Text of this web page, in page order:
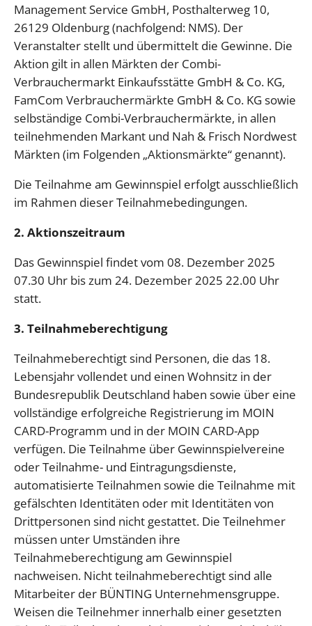
Management Service GmbH, Posthalterweg 10,
26129 Oldenburg (nachfolgend: NMS). Der
Veranstalter stellt und übermittelt die Gewinne. Die
Aktion gilt in allen Märkten der Combi-
Verbrauchermarkt Einkaufsstätte GmbH & Co. KG,
FamCom Verbrauchermärkte GmbH & Co. KG sowie
selbständige Combi-Verbrauchermärkte, in allen
teilnehmenden Markant und Nah & Frisch Nordwest
Märkten (im Folgenden „Aktionsmärkte“ genannt).
Die Teilnahme am Gewinnspiel erfolgt ausschließlich
im Rahmen dieser Teilnahmebedingungen.
2. Aktionszeitraum
Das Gewinnspiel findet vom 08. Dezember 2025
07.30 Uhr bis zum 24. Dezember 2025 22.00 Uhr
statt.
3. Teilnahmeberechtigung
Teilnahmeberechtigt sind Personen, die das 18.
Lebensjahr vollendet und einen Wohnsitz in der
Bundesrepublik Deutschland haben sowie über eine
vollständige erfolgreiche Registrierung im MOIN
CARD-Programm und in der MOIN CARD-App
verfügen. Die Teilnahme über Gewinnspielvereine
oder Teilnahme- und Eintragungsdienste,
automatisierte Teilnahmen sowie die Teilnahme mit
gefälschten Identitäten oder mit Identitäten von
Drittpersonen sind nicht gestattet. Die Teilnehmer
müssen unter Umständen ihre
Teilnahmeberechtigung am Gewinnspiel
nachweisen. Nicht teilnahmeberechtigt sind alle
Mitarbeiter der BÜNTING Unternehmensgruppe.
Weisen die Teilnehmer innerhalb einer gesetzten